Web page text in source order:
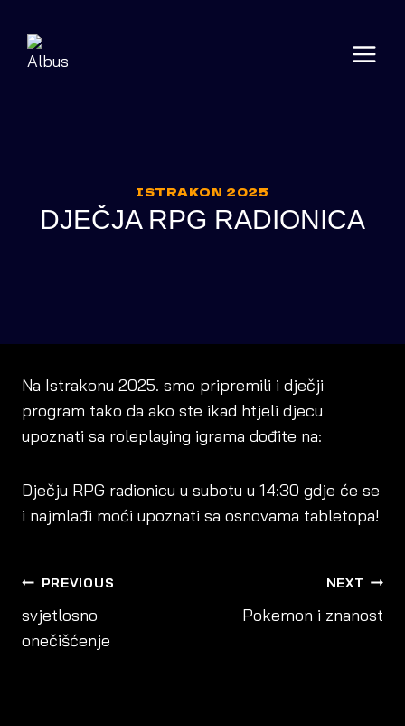
content
ISTRAKON 2025
DJEČJA RPG RADIONICA
Na Istrakonu 2025. smo pripremili i dječji
program tako da ako ste ikad htjeli djecu
upoznati sa roleplaying igrama dođite na:
Dječju RPG radionicu u subotu u 14:30 gdje će se
i najmlađi moći upoznati sa osnovama tabletopa!
POST
NAVIGATION
PREVIOUS
svjetlosno
onečišćenje
NEXT
Pokemon i znanost